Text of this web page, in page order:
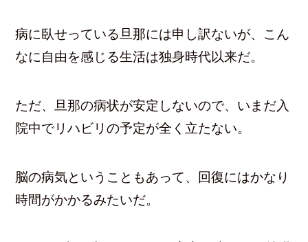
病に臥せっている旦那には申し訳ないが、こん
なに自由を感じる生活は独身時代以来だ。
ただ、旦那の病状が安定しないので、いまだ入
院中でリハビリの予定が全く立たない。
脳の病気ということもあって、回復にはかなり
時間がかかるみたいだ。